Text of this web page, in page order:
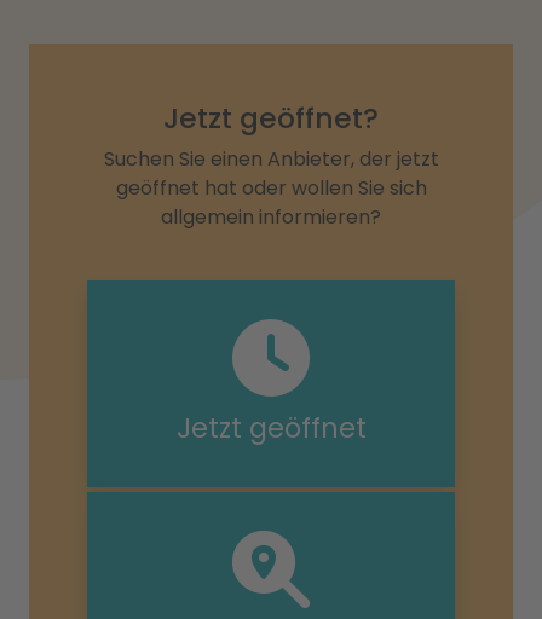
Jetzt geöffnet?
Suchen Sie einen Anbieter, der jetzt
geöffnet hat oder wollen Sie sich
allgemein informieren?
Jetzt geöffnet